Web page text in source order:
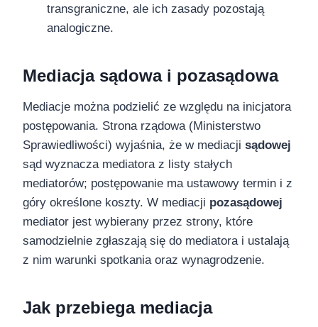
transgraniczne, ale ich zasady pozostają
analogiczne.
Mediacja sądowa i pozasądowa
Mediacje można podzielić ze względu na inicjatora
postępowania. Strona rządowa (Ministerstwo
Sprawiedliwości) wyjaśnia, że w mediacji sądowej
sąd wyznacza mediatora z listy stałych
mediatorów; postępowanie ma ustawowy termin i z
góry określone koszty. W mediacji pozasądowej
mediator jest wybierany przez strony, które
samodzielnie zgłaszają się do mediatora i ustalają
z nim warunki spotkania oraz wynagrodzenie.
Jak przebiega mediacja